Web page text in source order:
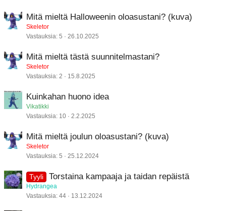
Mitä mieltä Halloweenin oloasustani? (kuva)
Skeletor
Vastauksia 5 26.10.2025
Mitä mieltä tästä suunnitelmastani?
Skeletor
Vastauksia 2 15.8.2025
Kuinkahan huono idea
Vikatikki
Vastauksia 10 2.2.2025
Mitä mieltä joulun oloasustani? (kuva)
Skeletor
Vastauksia 5 25.12.2024
Tyyli Torstaina kampaaja ja taidan repäistä
Hydrangea
Vastauksia 44 13.12.2024